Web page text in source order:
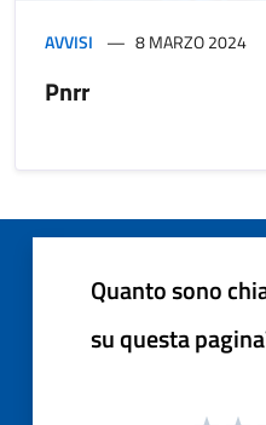
AVVISI 8 MARZO 2024
Pnrr
Quanto sono
su questa